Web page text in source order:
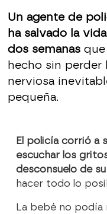
Un agente de
ha salvado la
dos semanasque
hecho sin perder
nerviosa
pequeña.
El policía corrió a
escuchar los
desconsuelo de
hacer todo lo
La bebé no